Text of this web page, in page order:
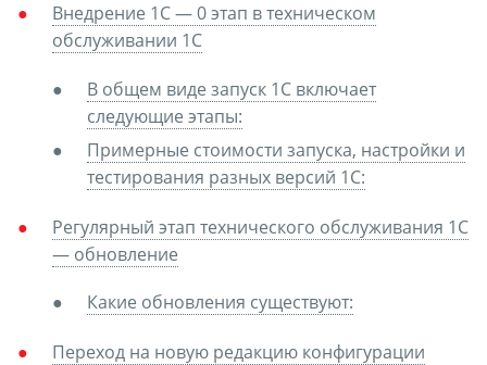
Внедрение 1С — 0 этап в техническом
обслуживании 1С
В общем виде запуск 1С включает
следующие этапы:
Примерные стоимости запуска, настройки и
тестирования разных версий 1С:
Регулярный этап технического обслуживания 1С
— обновление
Какие обновления существуют:
Переход на новую редакцию конфигурации